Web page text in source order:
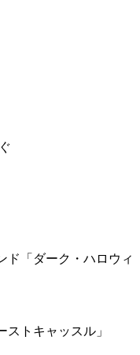
ド「ダーク・ハロウィ
トキャッスル」